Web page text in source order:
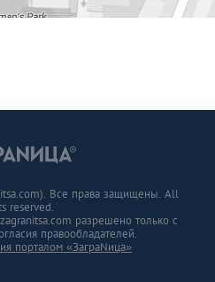
Все права защищены. All
reserved.
разрешено только с
правообладателей.
порталом «ЗаграNица»